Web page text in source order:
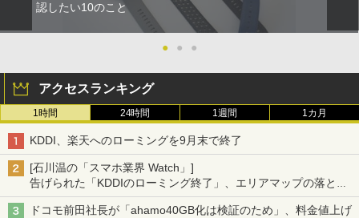
認したい10のこと
● ● ●
アクセスランキング
1時間 24時間 1週間 1カ月
KDDI、楽天へのローミングを9月末で終了
[石川温の「スマホ業界 Watch」]
告げられた「KDDIのローミング終了」、エリアマップの落とし
穴と楽天モバイルの課題
ドコモ前田社長が「ahamo40GB化は検証のため」、料金値上げ